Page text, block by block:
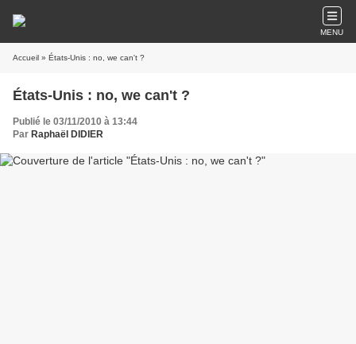
MENU
Accueil » États-Unis : no, we can't ?
États-Unis : no, we can't ?
Publié le 03/11/2010 à 13:44
Par Raphaël DIDIER